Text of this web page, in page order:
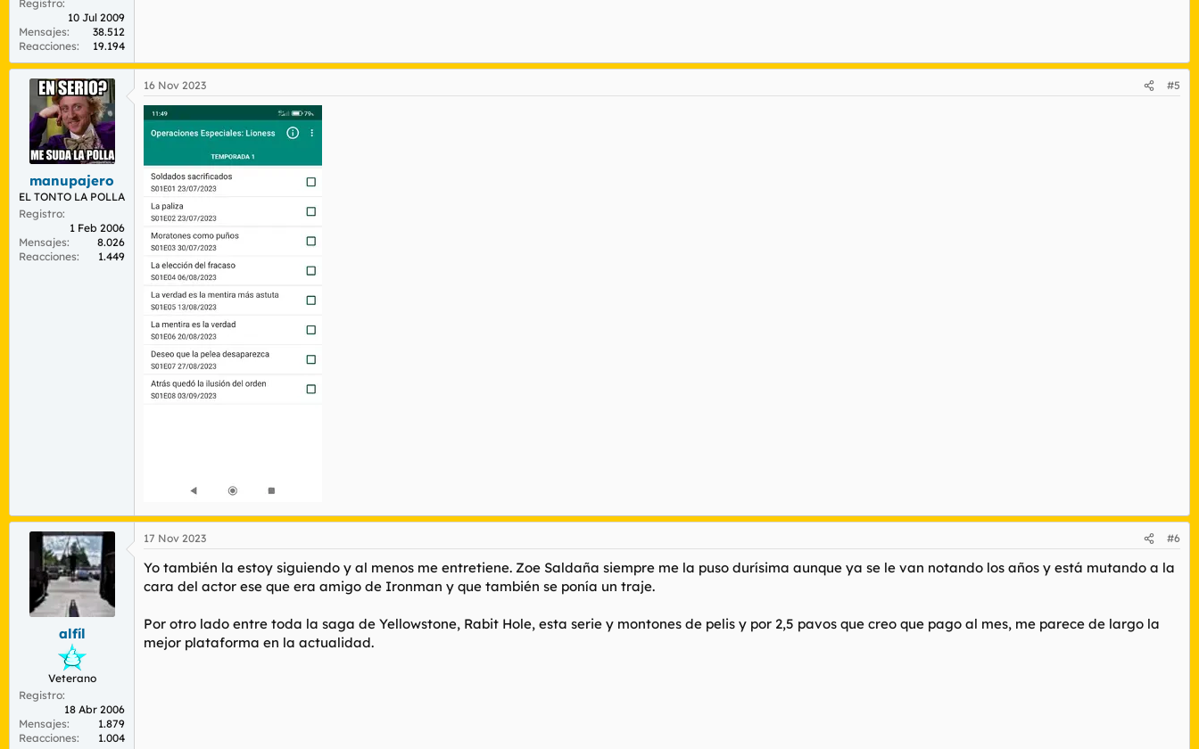
Registro
10 Jul 2009
Mensajes
38.512
Reacciones
19.194
manupajero
EL TONTO LA POLLA
Registro
1 Feb 2006
Mensajes
8.026
Reacciones
1.449
16 Nov 2023 #5
alfíl
Veterano
Registro
18 Abr 2006
Mensajes
1.879
Reacciones
1.004
17 Nov 2023 #6
Yo también la estoy siguiendo y al menos me entretiene. Zoe Saldaña siempre me la puso durísima aunque ya se le van notando los años y está mutando a la
cara del actor ese que era amigo de Ironman y que también se ponía un traje.
Por otro lado entre toda la saga de Yellowstone, Rabit Hole, esta serie y montones de pelis y por 2,5 pavos que creo que pago al mes, me parece de largo la
mejor plataforma en la actualidad.